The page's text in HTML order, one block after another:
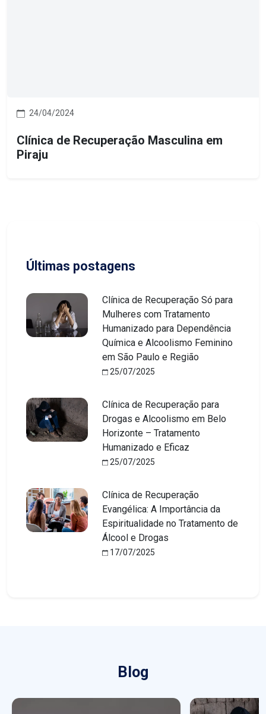
24/04/2024
Clínica de Recuperação Masculina em
Piraju
Últimas postagens
Clínica de Recuperação Só para
Mulheres com Tratamento
Humanizado para Dependência
Química e Alcoolismo Feminino
em São Paulo e Região
25/07/2025
Clínica de Recuperação para
Drogas e Alcoolismo em Belo
Horizonte – Tratamento
Humanizado e Eficaz
25/07/2025
Clínica de Recuperação
Evangélica: A Importância da
Espiritualidade no Tratamento de
Álcool e Drogas
17/07/2025
Blog